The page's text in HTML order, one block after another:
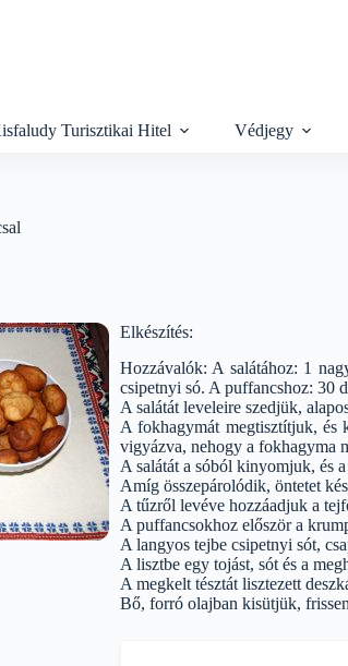
Turisztikai Hitel Védjegy
Elkészítés:
Hozzávalók: A salátához: 1
csipetnyi só. A puffancshoz: 30
A salátát leveleire szedjük,
A fokhagymát megtisztítjuk, és
vigyázva, nehogy a fokhagyma
A salátát a sóból kinyomjuk, és
Amíg összepárolódik, öntetet
A tűzről levéve hozzáadjuk a
A puffancsokhoz először a
A langyos tejbe csipetnyi sót,
A lisztbe egy tojást, sót és a
A megkelt tésztát lisztezett
Bő, forró olajban kisütjük,